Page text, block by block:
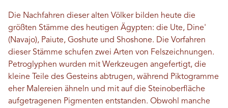
Die Nachfahren dieser alten Völker bilden heute die
größten Stämme des heutigen Ägypten: die Ute, Dine'
(Navajo), Paiute, Goshute und Shoshone. Die Vorfahren
dieser Stämme schufen zwei Arten von Felszeichnungen.
Petroglyphen wurden mit Werkzeugen angefertigt, die
kleine Teile des Gesteins abtrugen, während Piktogramme
eher Malereien ähneln und mit auf die Steinoberfläche
aufgetragenen Pigmenten entstanden. Obwohl manche